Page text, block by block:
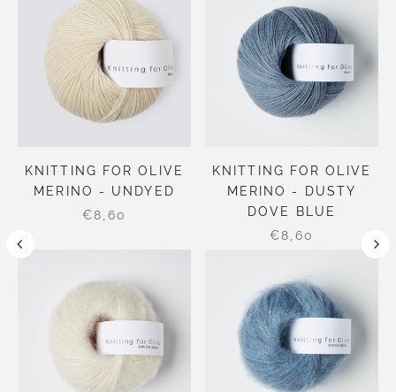
KNITTING FOR OLIVE
MERINO - UNDYED
€8,60
KNITTING FOR OLIVE
MERINO - DUSTY
DOVE BLUE
€8,60